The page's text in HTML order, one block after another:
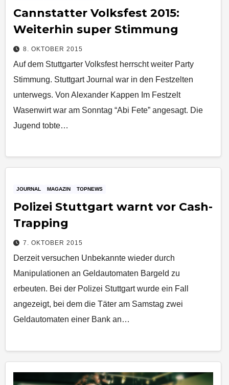
Cannstatter Volksfest 2015:
Weiterhin super Stimmung
8. OKTOBER 2015
Auf dem Stuttgarter Volksfest herrscht weiter Party
Stimmung. Stuttgart Journal war in den Festzelten
unterwegs. Von Alexander Kappen Im Festzelt
Wasenwirt war am Sonntag “Abi Fete” angesagt. Die
Jugend tobte…
JOURNAL MAGAZIN TOPNEWS
Polizei Stuttgart warnt vor Cash-
Trapping
7. OKTOBER 2015
Derzeit versuchen Unbekannte wieder durch
Manipulationen an Geldautomaten Bargeld zu
erbeuten. Bei der Polizei Stuttgart wurde ein Fall
angezeigt, bei dem die Täter am Samstag zwei
Geldautomaten einer Bank an…